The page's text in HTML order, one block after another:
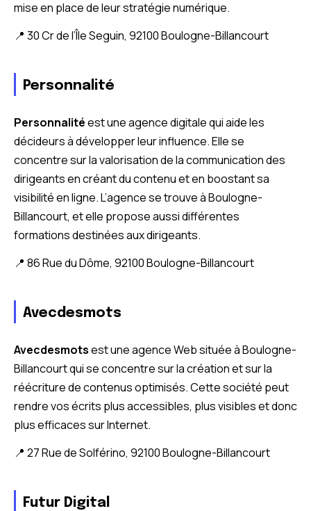
mise en place de leur stratégie numérique.
📍 30 Cr de l’Île Seguin, 92100 Boulogne-Billancourt
Personnalité
Personnalitéest une agence digitale qui aide les
décideurs à développer leur influence. Elle se
concentre sur la valorisation de la communication des
dirigeants en créant du contenu et en boostant sa
visibilité en ligne. L’agence se trouve à Boulogne-
Billancourt, et elle propose aussi différentes
formations destinées aux dirigeants.
📍 86 Rue du Dôme, 92100 Boulogne-Billancourt
Avecdesmots
Avecdesmotsest une agence Web située à Boulogne-
Billancourt qui se concentre sur la création et sur la
réécriture de contenus optimisés. Cette société peut
rendre vos écrits plus accessibles, plus visibles et donc
plus efficaces sur Internet.
📍 27 Rue de Solférino, 92100 Boulogne-Billancourt
Futur Digital